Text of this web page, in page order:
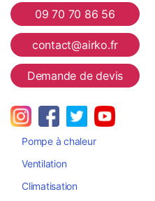
Airko09 70 70 86 56
contact@airko.fr
Demande de devis
Pompe à chaleur
Ventilation
Climatisation